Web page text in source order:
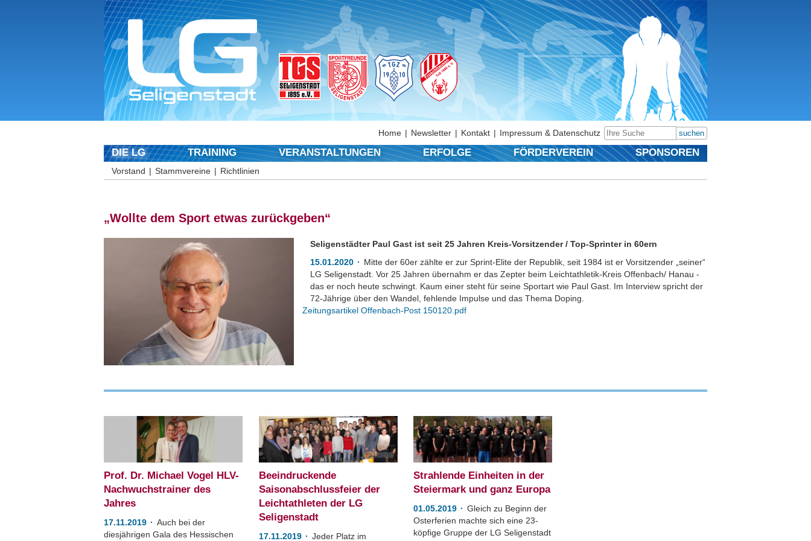
suchen
Home Newsletter Kontakt Impressum & Datenschutz
DIE LG TRAINING VERANSTALTUNGEN ERFOLGE FÖRDERVEREIN SPONSOREN
Vorstand Stammvereine Richtlinien
„Wollte dem Sport etwas zurückgeben“
Seligenstädter Paul Gast ist seit 25 Jahren Kreis-Vorsitzender / Top-Sprinter in 60ern
15.01.2020
Mitte der 60er zählte er zur Sprint-Elite der Republik, seit 1984 ist er Vorsitzender „seiner“
LG Seligenstadt. Vor 25 Jahren übernahm er das Zepter beim Leichtathletik-Kreis Offenbach/ Hanau -
das er noch heute schwingt. Kaum einer steht für seine Sportart wie Paul Gast. Im Interview spricht der
72-Jährige über den Wandel, fehlende Impulse und das Thema Doping.
Zeitungsartikel Offenbach-Post 150120.pdf
Prof. Dr. Michael Vogel HLV-
Nachwuchstrainer des
Jahres
17.11.2019
Auch bei der
diesjährigen Gala des Hessischen
Hampe
Beeindruckende
Saisonabschlussfeier der
Leichtathleten der LG
Seligenstadt
17.11.2019 Jeder Platz im
Strahlende Einheiten in der
Steiermark und ganz Europa
01.05.2019
Gleich zu Beginn der
Osterferien machte sich eine 23-
köpfige Gruppe der LG Seligenstadt